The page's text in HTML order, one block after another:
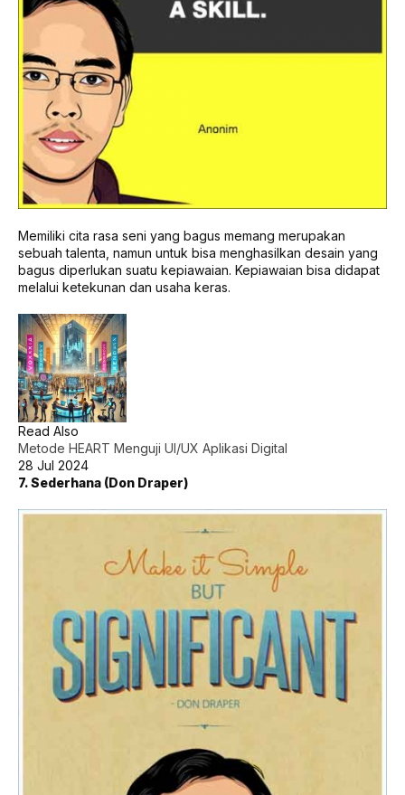
Memiliki cita rasa seni yang bagus memang merupakan
sebuah talenta, namun untuk bisa menghasilkan desain yang
bagus diperlukan suatu kepiawaian. Kepiawaian bisa didapat
melalui ketekunan dan usaha keras.
Read Also
Metode HEART Menguji UI/UX Aplikasi Digital
28 Jul 2024
7. Sederhana (Don Draper)